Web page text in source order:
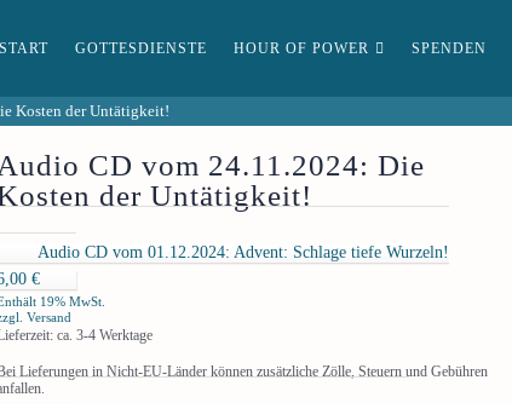
START GOTTESDIENSTE HOUR OF POWER SPENDEN
Kosten der Untätigkeit!
Audio CD vom 24.11.2024: Die
der Untätigkeit!
Audio CD vom 01.12.2024: Advent: Schlage tiefe Wurzeln!
€
19% MwSt.
Versand
ca. 3-4 Werktage
Lieferungen in Nicht-EU-Länder können zusätzliche Zölle, Steuern und Gebühren